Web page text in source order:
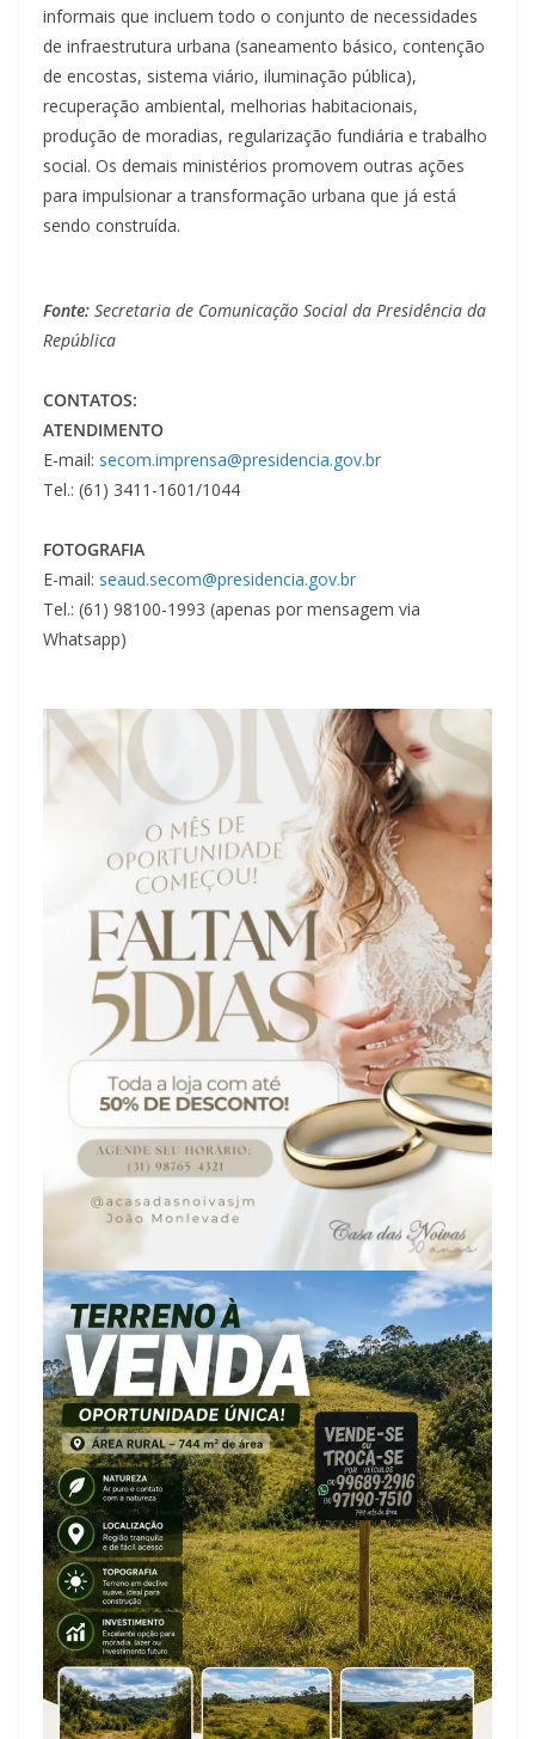
informais que incluem todo o conjunto de necessidades
de infraestrutura urbana (saneamento básico, contenção
de encostas, sistema viário, iluminação pública),
recuperação ambiental, melhorias habitacionais,
produção de moradias, regularização fundiária e trabalho
social. Os demais ministérios promovem outras ações
para impulsionar a transformação urbana que já está
sendo construída.
Fonte: Secretaria de Comunicação Social da Presidência da
República
CONTATOS:
ATENDIMENTO
E-mail: secom.imprensa@presidencia.gov.br
Tel.: (61) 3411-1601/1044
FOTOGRAFIA
E-mail: seaud.secom@presidencia.gov.br
Tel.: (61) 98100-1993 (apenas por mensagem via
Whatsapp)